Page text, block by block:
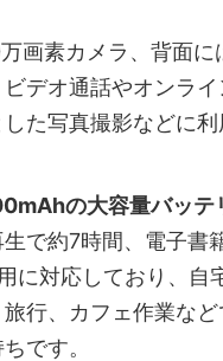
画素カメラ、背面に
ビデオ通話やオンラ
た写真撮影などに利
の大容量バッテ
で約7時間、電子書
に対応しており、自
行、カフェ作業な
です。